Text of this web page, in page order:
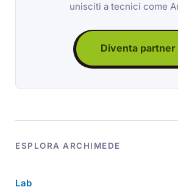
unisciti a tecnici come
Diventa partner
ESPLORA ARCHIMEDE
Lab